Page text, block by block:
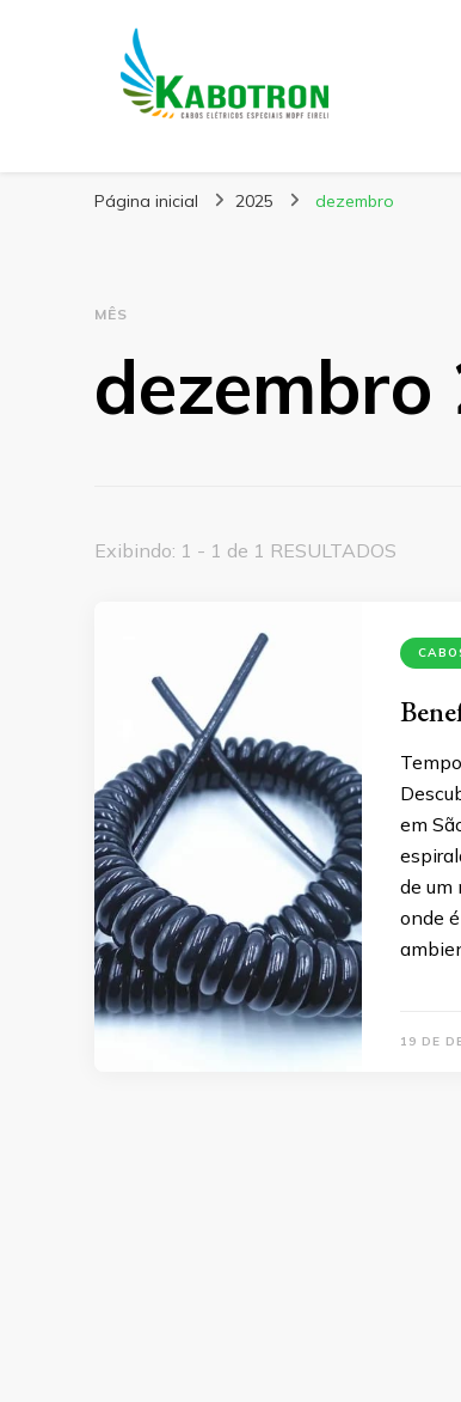
Kabotron
Página inicial 2025 dezembro
MÊS
dezembro
Exibindo: 1 - 1 de 1 RESULTADOS
em
de um
onde
19 DE